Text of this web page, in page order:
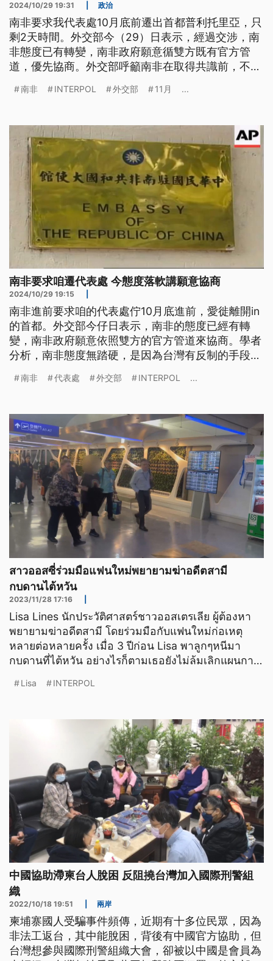
2024/10/29 19:31 政治
南非要求我代表處10月底前遷出首都普利托里亞，只
剩2天時間。外交部今（29）日表示，經過交涉，南
非態度已有轉變，南非政府願意循雙方既有官方管
道，優先協商。外交部呼籲南非在取得共識前，不應
南非 INTERPOL 外交部 11月 ...
南非要求咱遷代表處 今態度落軟講願意協商
2024/10/29 19:15
南非進前要求咱的代表處佇10月底進前，愛徙離開in
的首都。外交部今仔日表示，南非的態度已經有轉
變，南非政府願意依照雙方的官方管道來協商。學者
分析，南非態度無踏硬，是因為台灣有反制的手段，
支持台灣的勢力，袂因為按呢拆破面。（這條新聞標
南非 代表處 外交部 INTERPOL ...
สาวออสซี่ร่วมมือแฟนใหม่พยายามฆ่าอดีตสามี
กบดานไต้หวัน
2023/11/28 17:16
Lisa Lines นักประวัติศาสตร์ชาวออสเตรเลีย ผู้ต้องหา
พยายามฆ่าอดีตสามี โดยร่วมมือกับแฟนใหม่ก่อเหตุ
หลายต่อหลายครั้ง เมื่อ 3 ปีก่อน Lisa พาลูกๆหนีมา
กบดานที่ไต้หวัน อย่างไรก็ตามเธอยังไม่ล้มเลิกแผนการ
Lisa INTERPOL
中國協助滯柬台人脫困 反阻撓台灣加入國際刑警組
織
2022/10/18 19:51 兩岸
柬埔寨國人受騙事件頻傳，近期有十多位民眾，因為
非法工返台，其中能脫困，背後有中國官方協助，但
台灣想參與國際刑警組織大會，卻被以中國是會員為